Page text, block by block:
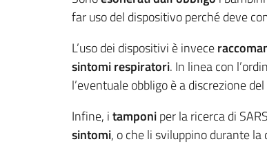
far uso del dispositivo perché deve
L’uso dei dispositivi è invece
sintomi respiratori. In linea con
l’eventuale obbligo è a discrezione
Infine, itamponiper la ricerca di
sintomi, o che li sviluppino durante la